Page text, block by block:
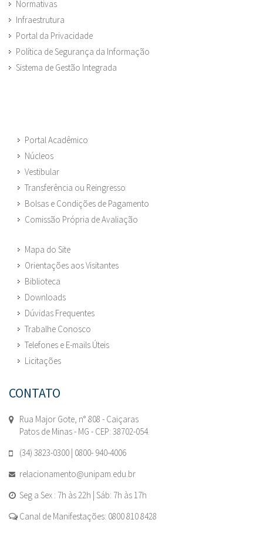
Normativas
Infraestrutura
Portal da Privacidade
Política de Segurança da Informação
Sistema de Gestão Integrada
Portal Acadêmico
Núcleos
Vestibular
Transferência ou Reingresso
Bolsas e Condições de Pagamento
Comissão Própria de Avaliação
Mapa do Site
Orientações aos Visitantes
Biblioteca
Downloads
Dúvidas Frequentes
Trabalhe Conosco
Telefones e E-mails Úteis
Licitações
CONTATO
Rua Major Gote, n° 808 - Caiçaras
Patos de Minas - MG - CEP: 38702-054.
(34) 3823-0300 | 0800- 940-4006
relacionamento@unipam.edu.br
Seg a Sex : 7h às 22h | Sáb: 7h às 17h
Canal de Manifestações: 0800 810 8428